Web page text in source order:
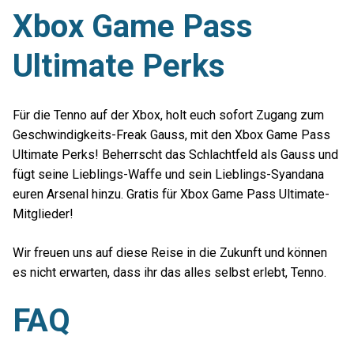
Xbox Game Pass
Ultimate Perks
Für die Tenno auf der Xbox, holt euch sofort Zugang zum
Geschwindigkeits-Freak Gauss, mit den Xbox Game Pass
Ultimate Perks! Beherrscht das Schlachtfeld als Gauss und
fügt seine Lieblings-Waffe und sein Lieblings-Syandana
euren Arsenal hinzu. Gratis für Xbox Game Pass Ultimate-
Mitglieder!
Wir freuen uns auf diese Reise in die Zukunft und können
es nicht erwarten, dass ihr das alles selbst erlebt, Tenno.
FAQ